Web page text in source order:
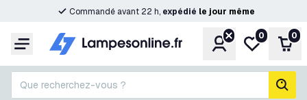
Commandé avant 22 h, expédié le jour même
Menu CompteMa liste de
0 0
Que recherchez-vous ?